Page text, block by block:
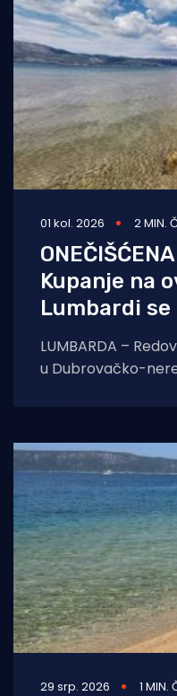
Turizam i nautika
Pomorstvo
Ribolov
Ekologija
Tradicija i kultura
01 kol. 2026 2 MIN.
Kupanje na
Lumbardi
LUMBARDA –
u Dubrovačko-
korčulanskoj plaži
29 srp. 2026 1 MIN.